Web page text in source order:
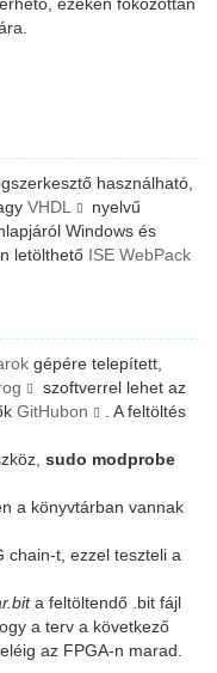
használható,
VHDL
nyelvű
Windows és
letölthető ISE WebPack
gépére telepített,
szoftverrel lehet az
GitHubon
. A feltöltés
sudo modprobe
a könyvtárban vannak
chain-t, ezzel teszteli a
a feltöltendő .bit fájl
a terv a következő
az FPGA-n marad.